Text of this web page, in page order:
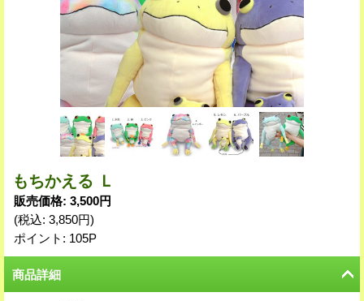
もちかえる Ｌ
販売価格: 3,500円
(税込: 3,850円)
ポイント: 105P
商品詳細